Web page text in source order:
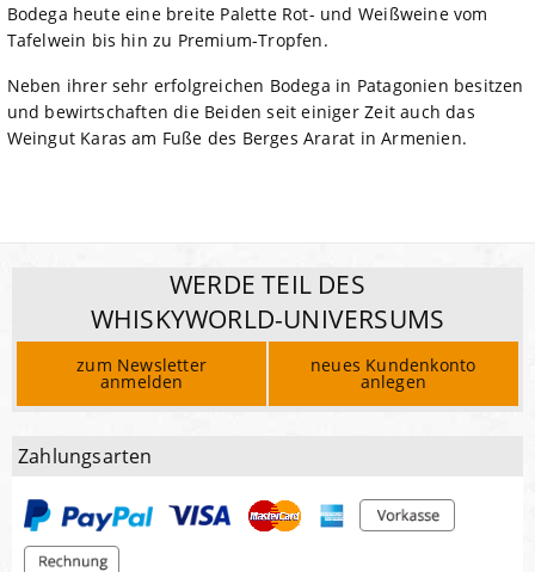
Bodega heute eine breite Palette Rot- und Weißweine vom
Tafelwein bis hin zu Premium-Tropfen.
Neben ihrer sehr erfolgreichen Bodega in Patagonien besitzen
und bewirtschaften die Beiden seit einiger Zeit auch das
Weingut Karas am Fuße des Berges Ararat in Armenien.
WERDE TEIL DES
WHISKYWORLD-UNIVERSUMS
zum Newsletter
anmelden
neues Kundenkonto
anlegen
Zahlungsarten